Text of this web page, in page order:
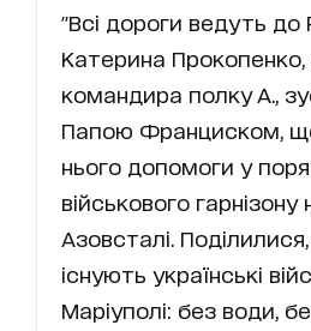
"Всі дороги ведуть до
Катерина
командира полку А.,
Папою Франциском,
нього допомоги у
військового гарнізону
Азовсталі.
існують українські
Маріуполі: без води,